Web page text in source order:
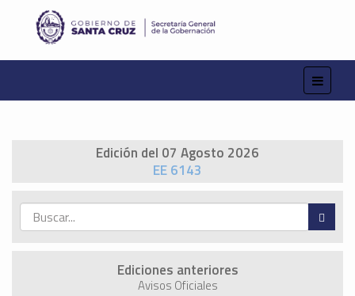
Edición del 07 Agosto 2026
EE 6143
Ediciones anteriores
Avisos Oficiales